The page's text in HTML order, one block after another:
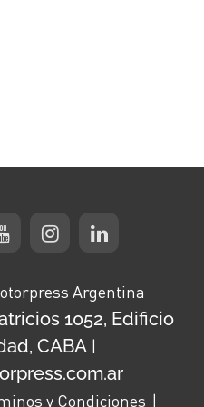
Argentina
1052, Edificio
CABA |
y Condiciones